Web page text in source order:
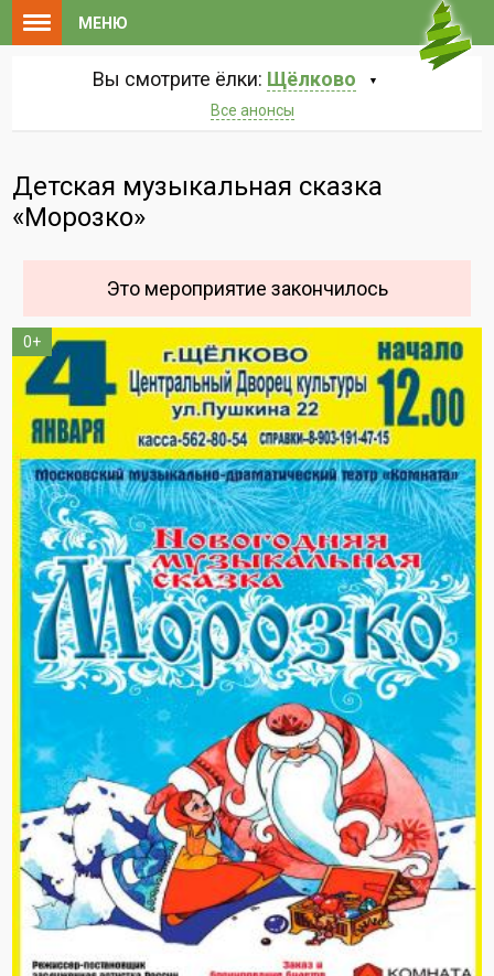
МЕНЮ
Вы смотрите ёлки: Щёлково
Все анонсы
Детская музыкальная сказка
«Морозко»
Это мероприятие закончилось
0+